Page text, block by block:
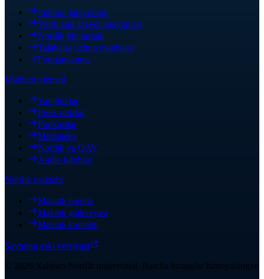
Imtihon jarayonlari
Work and Travel jarayonlari
Nordik life jurnali
Talabalar uchun manbalar
Fotojamlanma
Matbuot xizmati
Yangiliklar
Press relizlar
Podkastlar
Mediateka
Nordik va OAV
Audio kitoblar
Nordik maktabi
Maktab haqida
Maktab gallereyasi
Maktab kontakti
Saytning eski versiyasi
© 2026 Xalqaro Nordik universiteti. Barcha huquqlar himoyalangan